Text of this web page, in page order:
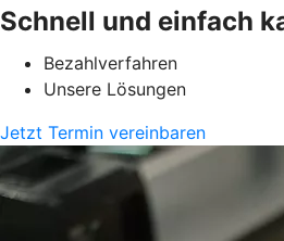
Schnell und einfach
Bezahlverfahren
Unsere Lösungen
Jetzt Termin vereinbaren